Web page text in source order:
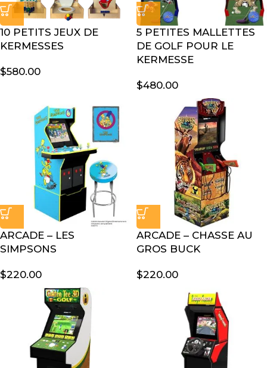
10 PETITS JEUX DE
KERMESSES
$580.00
5 PETITES MALLETTES
DE GOLF POUR LE
KERMESSE
$480.00
ARCADE – LES
SIMPSONS
$220.00
ARCADE – CHASSE AU
GROS BUCK
$220.00